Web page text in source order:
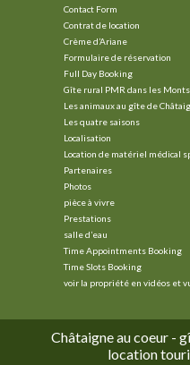
Contact Form
Contrat de location
Crème d’Ariane
Formulaire de réservation
Full Day Booking
Gîte rural PMR dans les Monts
Les animaux au gîte de
Les quatre saisons
Localisation
Location de matériel médical
Partenaires
Photos
pièce à vivre
Prestations
salle d’eau
Time Appointments Booking
Time Slots Booking
voir la propriété en vidéos et
Châtaigne au coeur -
location